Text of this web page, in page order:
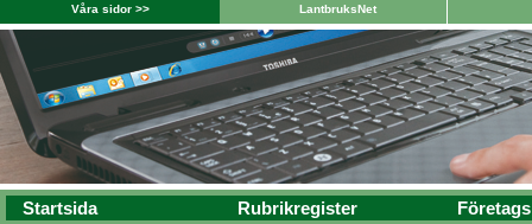
Våra sidor >> LantbruksNet
Startsida Rubrikregister